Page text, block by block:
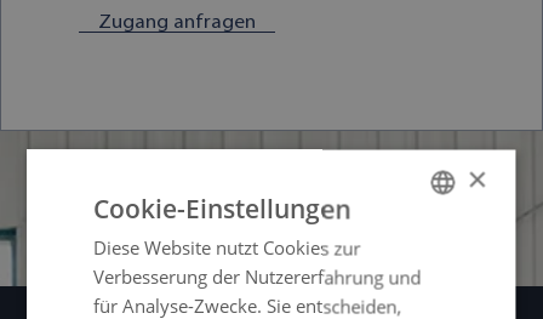
Zugang anfragen
FRENCH
×
Cookie-Einstellungen
Diese Website nutzt Cookies zur
Verbesserung der Nutzererfahrung und
für Analyse-Zwecke. Sie entscheiden,